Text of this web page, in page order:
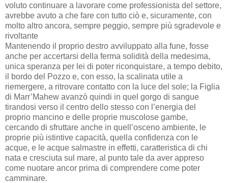
voluto continuare a lavorare come professionista del settore,
avrebbe avuto a che fare con tutto ciò e, sicuramente, con
molto altro ancora, sempre peggio, sempre più sgradevole e
rivoltante
Mantenendo il proprio destro avviluppato alla fune, fosse
anche per accertarsi della ferma solidità della medesima,
unica speranza per lei di poter riconquistare, a tempo debito,
il bordo del Pozzo e, con esso, la scalinata utile a
riemergere, a ritrovare contatto con la luce del sole; la Figlia
di Marr’Mahew avanzò quindi in quel gorgo di sangue
tirandosi verso il centro dello stesso con l’energia del
proprio mancino e delle proprie muscolose gambe,
cercando di sfruttare anche in quell’osceno ambiente, le
proprie più istintive capacità, quella confidenza con le
acque, e le acque salmastre in effetti, caratteristica di chi
nata e cresciuta sul mare, al punto tale da aver appreso
come nuotare ancor prima di comprendere come poter
camminare.